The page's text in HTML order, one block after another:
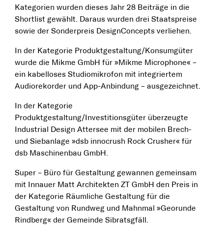
Kategorien wurden dieses Jahr 28 Beiträge in die
Shortlist gewählt. Daraus wurden drei Staatspreise
sowie der Sonderpreis DesignConcepts verliehen.
In der Kategorie Produktgestaltung/Konsumgüter
wurde die Mikme GmbH für »Mikme Microphone« –
ein kabelloses Studiomikrofon mit integriertem
Audiorekorder und App-Anbindung – ausgezeichnet.
In der Kategorie
Produktgestaltung/Investitionsgüter überzeugte
Industrial Design Attersee mit der mobilen Brech-
und Siebanlage »dsb innocrush Rock Crusher« für
dsb Maschinenbau GmbH.
Super – Büro für Gestaltung gewannen gemeinsam
mit Innauer Matt Architekten ZT GmbH den Preis in
der Kategorie Räumliche Gestaltung für die
Gestaltung von Rundweg und Mahnmal »Georunde
Rindberg« der Gemeinde Sibratsgfäll.